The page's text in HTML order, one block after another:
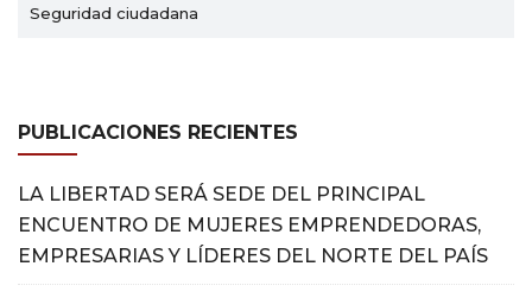
Seguridad ciudadana
PUBLICACIONES RECIENTES
LA LIBERTAD SERÁ SEDE DEL PRINCIPAL
ENCUENTRO DE MUJERES EMPRENDEDORAS,
EMPRESARIAS Y LÍDERES DEL NORTE DEL PAÍS